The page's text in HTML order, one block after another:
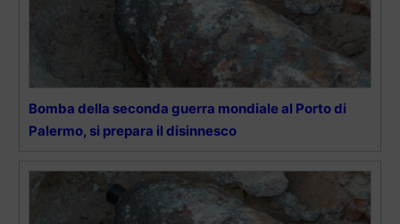
Bomba della seconda guerra mondiale al Porto di
Palermo, si prepara il disinnesco